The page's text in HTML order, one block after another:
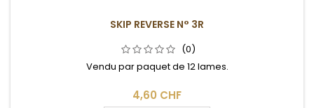
SKIP REVERSE N° 3R
(0)
Vendu par paquet de 12 lames.
4,60 CHF